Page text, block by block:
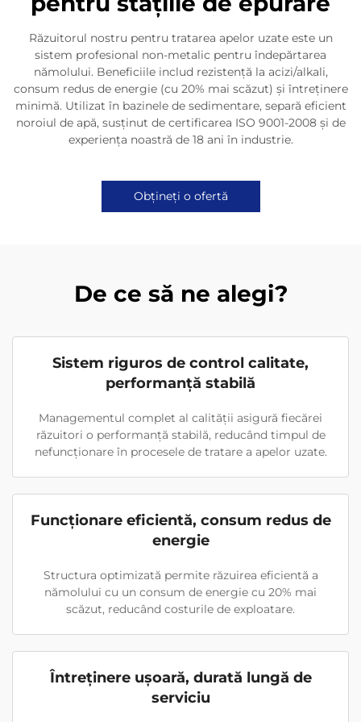
Răzuitorul nostru pentru tratarea apelor uzate este un
sistem profesional non-metalic pentru îndepărtarea
nămolului. Beneficiile includ rezistență la acizi/alkali,
consum redus de energie (cu 20% mai scăzut) și întreținere
minimă. Utilizat în bazinele de sedimentare, separă eficient
noroiul de apă, susținut de certificarea ISO 9001-2008 și de
experiența noastră de 18 ani în industrie.
Obțineți o ofertă
De ce să ne alegi?
Sistem riguros de control calitate,
performanță stabilă
Managementul complet al calității asigură fiecărei
răzuitori o performanță stabilă, reducând timpul de
nefuncționare în procesele de tratare a apelor uzate.
Funcționare eficientă, consum redus de
energie
Structura optimizată permite răzuirea eficientă a
nămolului cu un consum de energie cu 20% mai
scăzut, reducând costurile de exploatare.
Întreținere ușoară, durată lungă de
serviciu